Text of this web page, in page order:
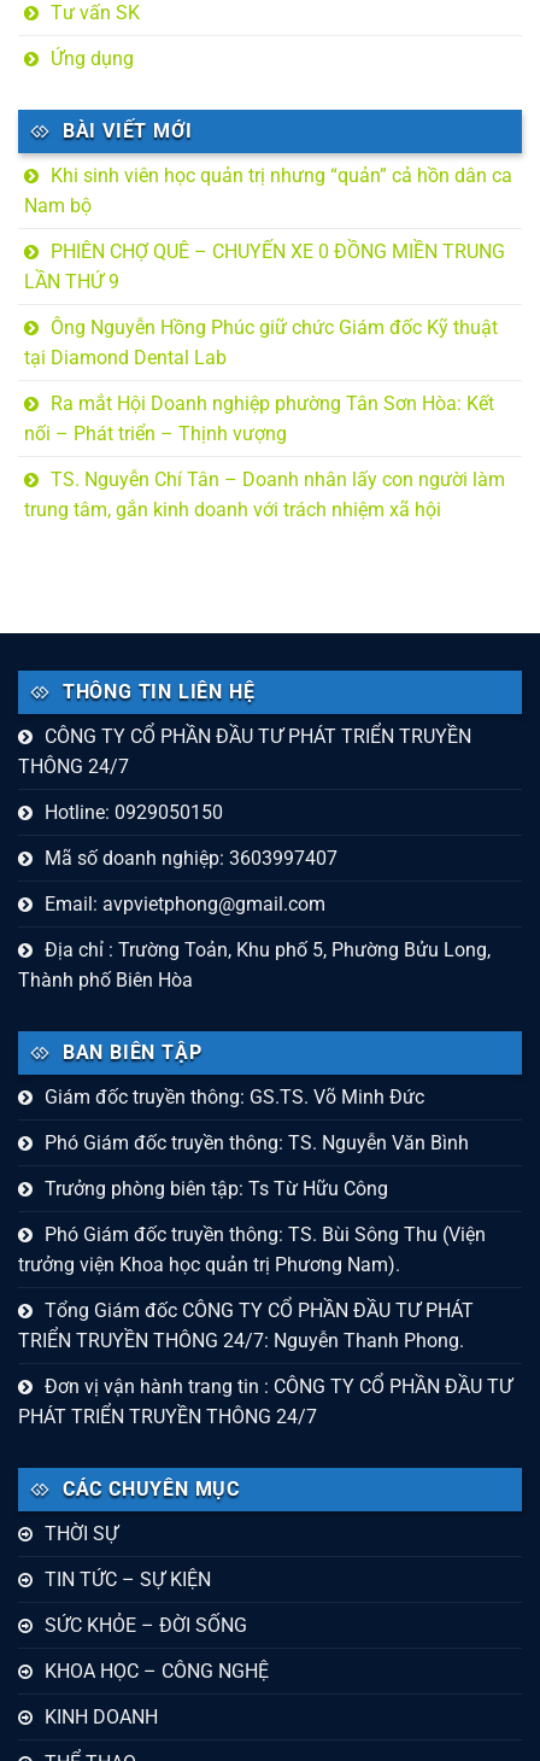
Tư vấn SK
Ứng dụng
BÀI VIẾT MỚI
Khi sinh viên học quản trị nhưng “quản” cả hồn dân ca
Nam bộ
PHIÊN CHỢ QUÊ – CHUYẾN XE 0 ĐỒNG MIỀN TRUNG
LẦN THỨ 9
Ông Nguyễn Hồng Phúc giữ chức Giám đốc Kỹ thuật
tại Diamond Dental Lab
Ra mắt Hội Doanh nghiệp phường Tân Sơn Hòa: Kết
nối – Phát triển – Thịnh vượng
TS. Nguyễn Chí Tân – Doanh nhân lấy con người làm
trung tâm, gắn kinh doanh với trách nhiệm xã hội
THÔNG TIN LIÊN HỆ
CÔNG TY CỔ PHẦN ĐẦU TƯ PHÁT TRIỂN TRUYỀN
THÔNG 24/7
Hotline: 0929050150
Mã số doanh nghiệp: 3603997407
Email: avpvietphong@gmail.com
Địa chỉ : Trường Toản, Khu phố 5, Phường Bửu Long,
Thành phố Biên Hòa
BAN BIÊN TẬP
Giám đốc truyền thông: GS.TS. Võ Minh Đức
Phó Giám đốc truyền thông: TS. Nguyễn Văn Bình
Trưởng phòng biên tập: Ts Từ Hữu Công
Phó Giám đốc truyền thông: TS. Bùi Sông Thu (Viện
trưởng viện Khoa học quản trị Phương Nam).
Tổng Giám đốc CÔNG TY CỔ PHẦN ĐẦU TƯ PHÁT
TRIỂN TRUYỀN THÔNG 24/7: Nguyễn Thanh Phong.
Đơn vị vận hành trang tin : CÔNG TY CỔ PHẦN ĐẦU TƯ
PHÁT TRIỂN TRUYỀN THÔNG 24/7
CÁC CHUYÊN MỤC
THỜI SỰ
TIN TỨC – SỰ KIỆN
SỨC KHỎE – ĐỜI SỐNG
KHOA HỌC – CÔNG NGHỆ
KINH DOANH